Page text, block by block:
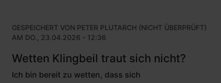
GESPEICHERT VON PETER PLUTARCH (NICHT ÜBERPRÜFT)
AM DO., 23.04.2026 - 12:36
Wetten Klingbeil traut sich nicht?
Ich bin bereit zu wetten, dass sich